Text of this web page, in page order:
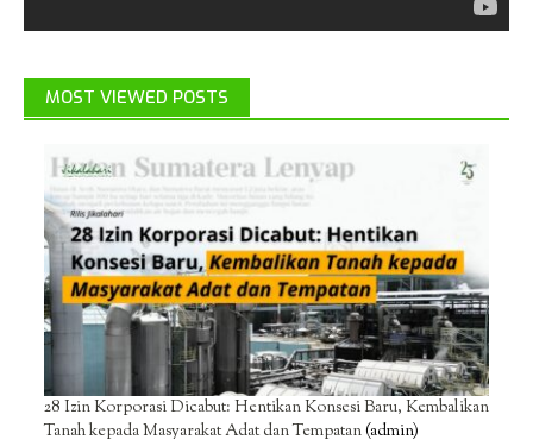
MOST VIEWED POSTS
28 Izin Korporasi Dicabut: Hentikan Konsesi Baru, Kembalikan
Tanah kepada Masyarakat Adat dan Tempatan(admin)